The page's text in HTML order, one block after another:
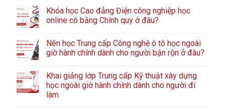
Khóa học Cao đẳng Điện công nghiệp học
online có bằng Chính quy ở đâu?
Nên học Trung cấp Công nghệ ô tô học ngoài
giờ hành chính dành cho người bận rộn ở đâu?
Khai giảng lớp Trung cấp Kỹ thuật xây dựng
học ngoài giờ hành chính dành cho người đi
làm